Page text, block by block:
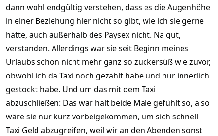
dann wohl endgültig verstehen, dass es die Augenhöhe
in einer Beziehung hier nicht so gibt, wie ich sie gerne
hätte, auch außerhalb des Paysex nicht. Na gut,
verstanden. Allerdings war sie seit Beginn meines
Urlaubs schon nicht mehr ganz so zuckersüß wie zuvor,
obwohl ich da Taxi noch gezahlt habe und nur innerlich
gestockt habe. Und um das mit dem Taxi
abzuschließen: Das war halt beide Male gefühlt so, also
wäre sie nur kurz vorbeigekommen, um sich schnell
Taxi Geld abzugreifen, weil wir an den Abenden sonst